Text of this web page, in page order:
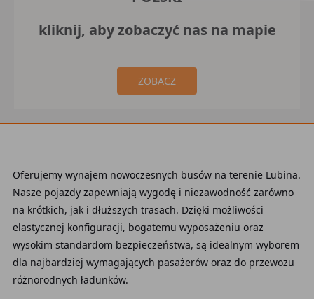
kliknij, aby zobaczyć nas na mapie
ZOBACZ
Oferujemy wynajem nowoczesnych busów na terenie Lubina.
Nasze pojazdy zapewniają wygodę i niezawodność zarówno
na krótkich, jak i dłuższych trasach. Dzięki możliwości
elastycznej konfiguracji, bogatemu wyposażeniu oraz
wysokim standardom bezpieczeństwa, są idealnym wyborem
dla najbardziej wymagających pasażerów oraz do przewozu
różnorodnych ładunków.